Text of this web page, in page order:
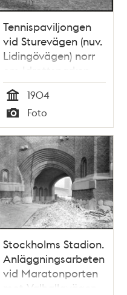
Tennispaviljongen
vid Sturevägen (nuv.
Lidingövägen) norr
om Idrottsparken.
Södra fasaden
Tid
1904
Typ
Foto
Stockholms Stadion.
Anläggningsarbeten
vid Maratonporten
mot Valhallavägen.